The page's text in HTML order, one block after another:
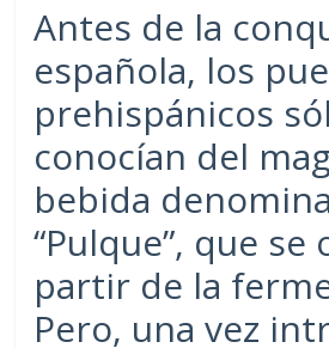
Antes de la
española, los
prehispánicos
conocían del
bebida
“Pulque”, que se
partir de la
Pero, una vez